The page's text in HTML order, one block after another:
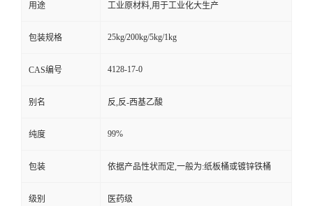
用途 工业原材料,用于工业化大生产
包装规格 25kg/200kg/5kg/1kg
CAS编号 4128-17-0
别名 反,反-西基乙酸
纯度 99%
包装 依据产品性状而定,一般为:纸板桶或镀锌铁桶
级别 医药级